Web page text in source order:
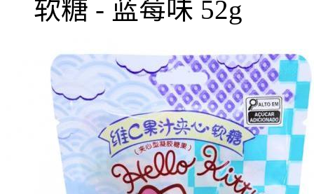
软糖 - 蓝莓味 52g